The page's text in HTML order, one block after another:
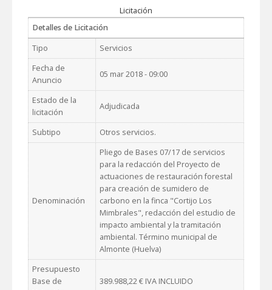
Licitación
Detalles de Licitación
Tipo
Servicios
Fecha de
Anuncio
05 mar 2018 - 09:00
Estado de la
licitación
Adjudicada
Subtipo Otros servicios.
Denominación
Pliego de Bases 07/17 de servicios
para la redacción del Proyecto de
actuaciones de restauración forestal
para creación de sumidero de
carbono en la finca "Cortijo Los
Mimbrales", redacción del estudio de
impacto ambiental y la tramitación
ambiental. Término municipal de
Almonte (Huelva)
Presupuesto
Base de
389.988,22 € IVA INCLUIDO